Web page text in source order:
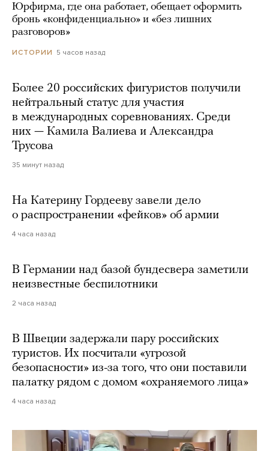
Юрфирма, где она работает, обещает оформить
бронь «конфиденциально» и «без лишних
разговоров»
ИСТОРИИ 5 часов назад
Более 20 российских фигуристов получили
нейтральный статус для участия
в международных соревнованиях. Среди
них — Камила Валиева и Александра
Трусова
35 минут назад
На Катерину Гордееву завели дело
о распространении «фейков» об армии
4 часа назад
В Германии над базой бундесвера заметили
неизвестные беспилотники
2 часа назад
В Швеции задержали пару российских
туристов. Их посчитали «угрозой
безопасности» из-за того, что они поставили
палатку рядом с домом «охраняемого лица»
4 часа назад